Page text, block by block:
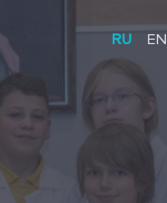
RU EN